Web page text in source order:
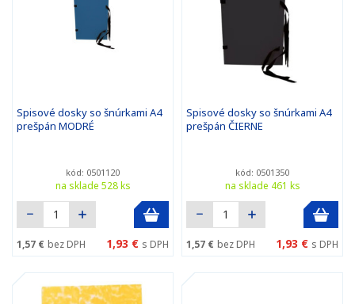
Spisové dosky so šnúrkami A4
prešpán MODRÉ
kód: 0501120
na sklade 528 ks
1,57 € bez DPH 1,93 € s DPH
Spisové dosky so šnúrkami A4
prešpán ČIERNE
kód: 0501350
na sklade 461 ks
1,57 € bez DPH 1,93 € s DPH